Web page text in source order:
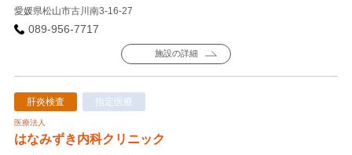
愛媛県松山市古川南3-16-27
089-956-7717
施設の詳細
肝炎検査 指定医療
医療法人
はなみずき内科クリニック